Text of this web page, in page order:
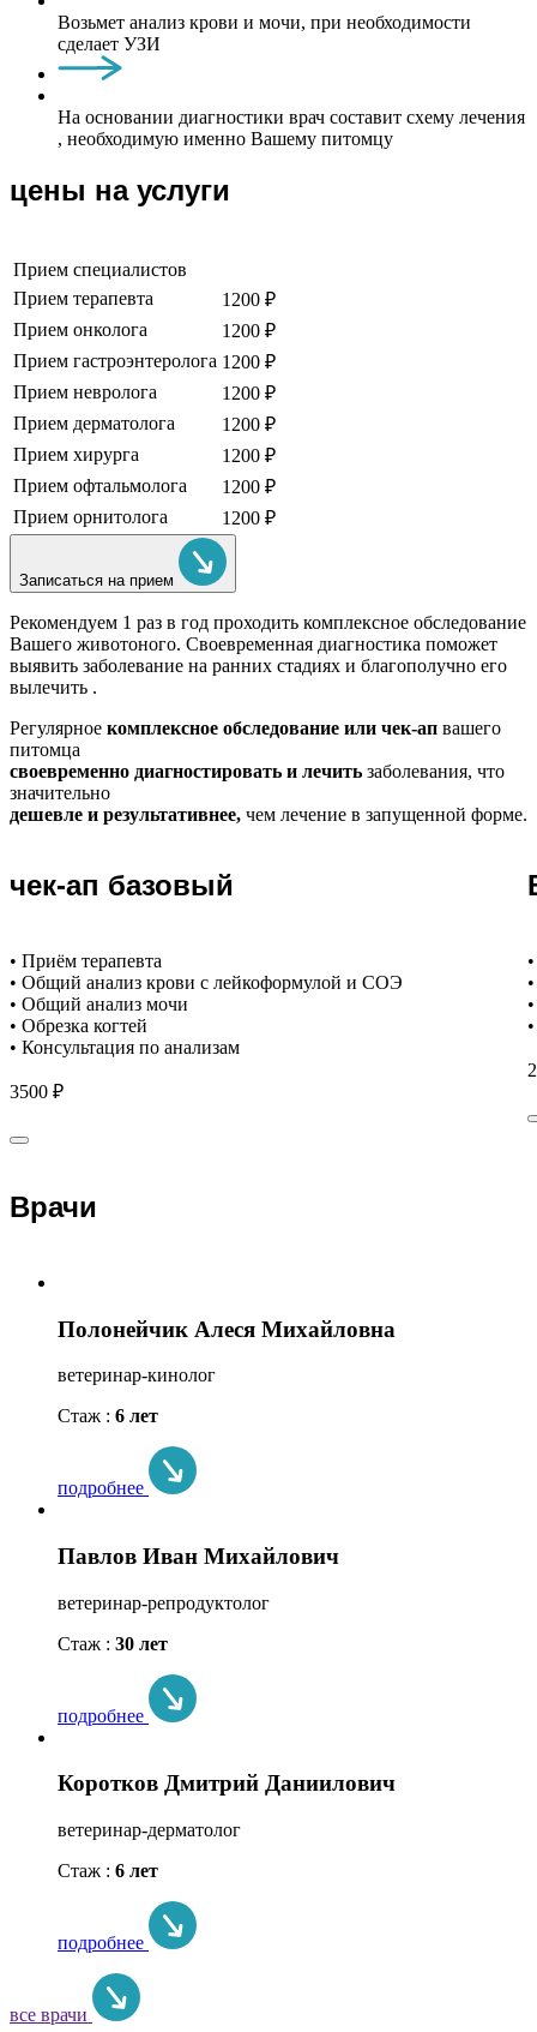
Возьмет анализ крови и мочи, при необходимости
сделает УЗИ
На основании диагностики врач составит схему лечения
, необходимую именно Вашему питомцу
цены на услуги
Прием специалистов
Прием терапевта
1200 ₽
Прием онколога
1200 ₽
Прием гастроэнтеролога 1200 ₽
Прием невролога
1200 ₽
Прием дерматолога
1200 ₽
Прием хирурга
1200 ₽
Прием офтальмолога
1200 ₽
Прием орнитолога
1200 ₽
Записаться на прием
Рекомендуем 1 раз в год проходить комплексное обследование
Вашего животоного. Своевременная диагностика поможет
выявить заболевание на ранних стадиях и благополучно его
вылечить .
Регулярное комплексное обследование или чек-ап вашего
питомца
своевременно диагностировать и лечить заболевания, что
значительно
дешевле и результативнее, чем лечение в запущенной форме.
чек-ап базовый
• Приём терапевта
• Общий анализ крови с лейкоформулой и СОЭ
• Общий анализ мочи
• Обрезка когтей
• Консультация по анализам
3500 ₽
Врачи
Полонейчик Алеся Михайловна
ветеринар-кинолог
Стаж : 6 лет
подробнее
Павлов Иван Михайлович
ветеринар-репродуктолог
Стаж : 30 лет
подробнее
Коротков Дмитрий Даниилович
ветеринар-дерматолог
Стаж : 6 лет
подробнее
все врачи